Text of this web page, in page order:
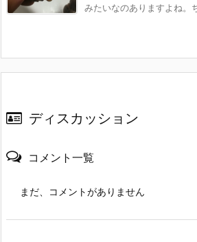
みたいなのありますよね。
ディスカッション
コメント一覧
まだ、コメントがありません